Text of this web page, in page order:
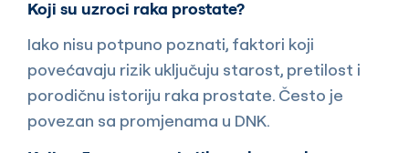
Koji su uzroci raka prostate?
Iako nisu potpuno poznati, faktori koji
povećavaju rizik uključuju starost, pretilost i
porodičnu istoriju raka prostate. Često je
povezan sa promjenama u DNK.